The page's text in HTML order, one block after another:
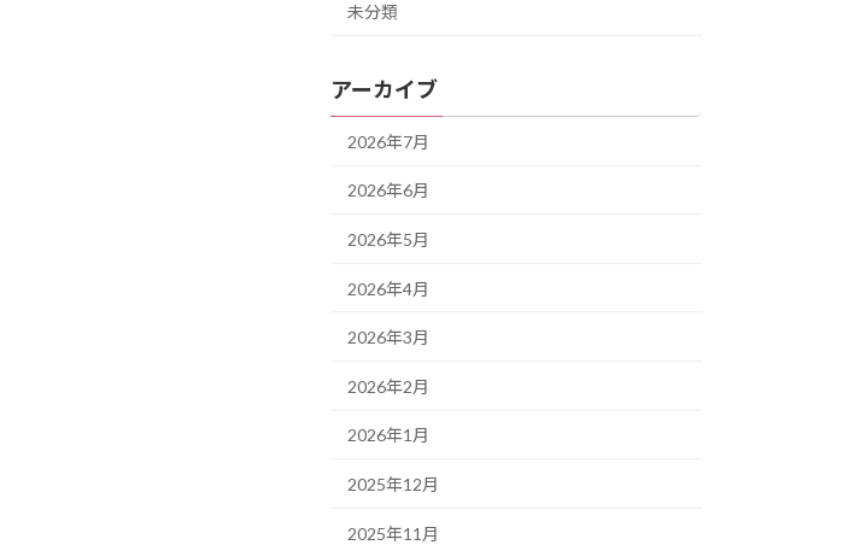
未分類
アーカイブ
2026年7月
2026年6月
2026年5月
2026年4月
2026年3月
2026年2月
2026年1月
2025年12月
2025年11月